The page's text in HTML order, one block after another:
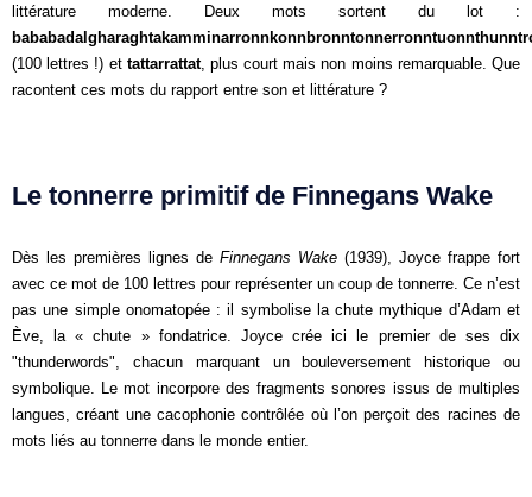
littérature moderne. Deux mots sortent du lot :
(100 lettres !) et tattarrattat, plus court mais non moins remarquable. Que
racontent ces mots du rapport entre son et littérature ?
Le tonnerre primitif de Finnegans Wake
Dès les premières lignes de Finnegans Wake (1939), Joyce frappe fort
avec ce mot de 100 lettres pour représenter un coup de tonnerre. Ce n’est
pas une simple onomatopée : il symbolise la chute mythique d’Adam et
Ève, la « chute » fondatrice. Joyce crée ici le premier de ses dix
"thunderwords", chacun marquant un bouleversement historique ou
symbolique. Le mot incorpore des fragments sonores issus de multiples
langues, créant une cacophonie contrôlée où l’on perçoit des racines de
mots liés au tonnerre dans le monde entier.